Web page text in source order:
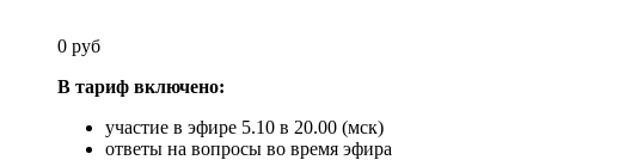
0 руб
В тариф включено:
участие в эфире 5.10 в 20.00 (мск)
ответы на вопросы во время эфира